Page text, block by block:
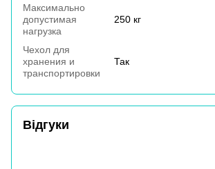
Максимально
допустимая
нагрузка
250 кг
Чехол для
хранения и
транспортировки
Так
Відгуки